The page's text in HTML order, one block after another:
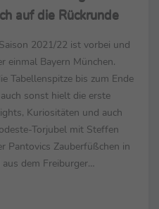
auf die Rückrunde
2021/22 ist vorbei und
einmal Bayern München.
Tabellenspitze bis zum Ende
sonst hielt die erste
Kuriositäten und auch
Torjubel mit Steffen
Pantovics Zauberfüßchen in
dem Freiburger